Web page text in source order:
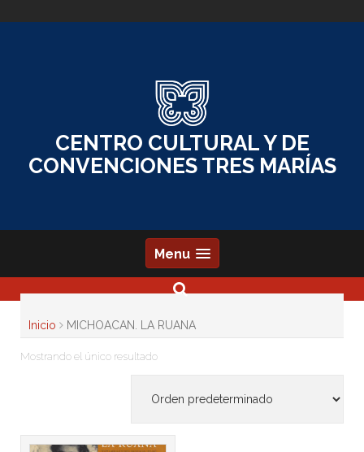
to
CENTRO CULTURAL Y DE
CONVENCIONES TRES MARÍAS
Menu
Inicio MICHOACAN. LA RUANA
Mostrando el único resultado